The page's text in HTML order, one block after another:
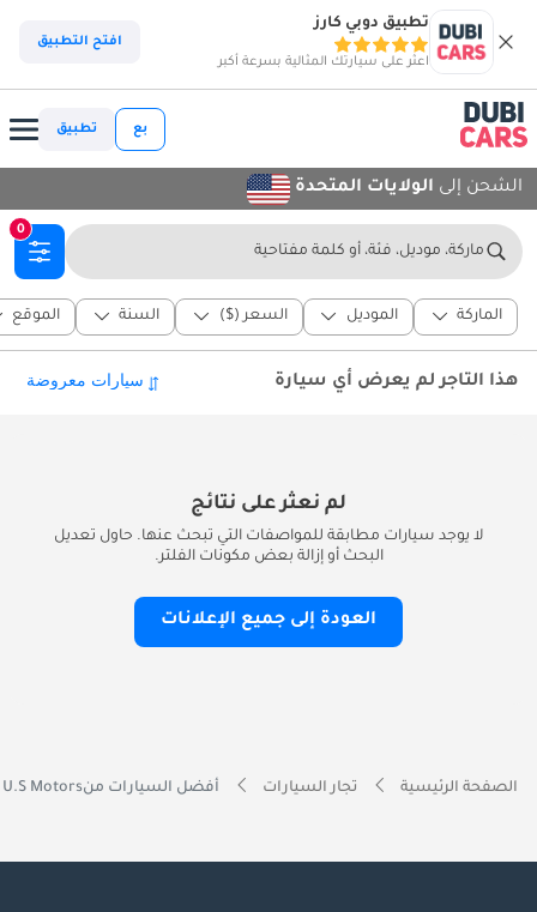
تطبيق دوبي كارز
اعثر على سيارتك المثالية بسرعة أكبر
افتح التطبيق
بع تطبيق
الشحن إلى الولايات المتحدة
ماركة، موديل، فئة، أو كلمة مفتاحية
0
الماركة الموديل السعر ($) السنة الموقع
هذا التاجر لم يعرض أي سيارة
لم نعثر على نتائج
لا يوجد سيارات مطابقة للمواصفات التي تبحث عنها. حاول تعديل
البحث أو إزالة بعض مكونات الفلتر.
العودة إلى جميع الإعلانات
الصفحة الرئيسية تجار السيارات أفضل السيارات منU.S Motors